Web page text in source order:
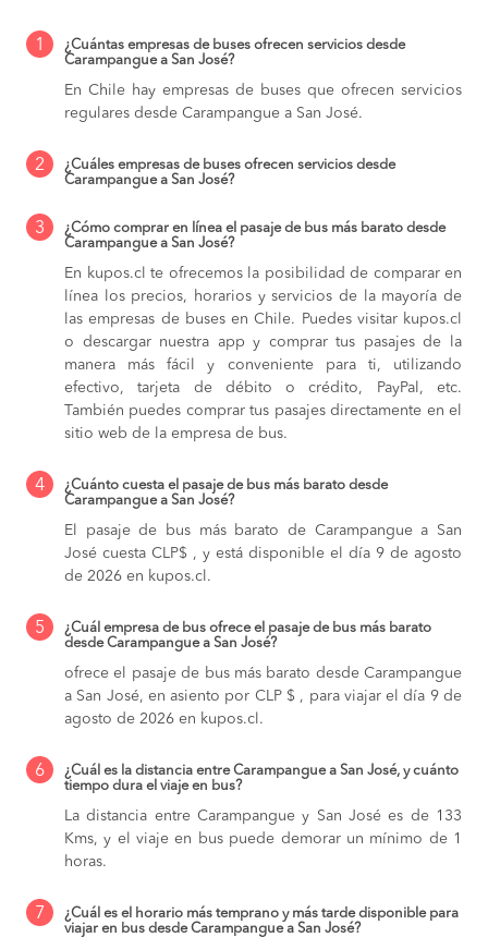
1
¿Cuántas empresas de buses ofrecen servicios desde
Carampangue a San José?
En Chile hay empresas de buses que ofrecen servicios
regulares desde Carampangue a San José.
2
¿Cuáles empresas de buses ofrecen servicios desde
Carampangue a San José?
3
¿Cómo comprar en línea el pasaje de bus más barato desde
Carampangue a San José?
En kupos.cl te ofrecemos la posibilidad de comparar en
línea los precios, horarios y servicios de la mayoría de
las empresas de buses en Chile. Puedes visitar kupos.cl
o descargar nuestra app y comprar tus pasajes de la
manera más fácil y conveniente para ti, utilizando
efectivo, tarjeta de débito o crédito, PayPal, etc.
También puedes comprar tus pasajes directamente en el
sitio web de la empresa de bus.
4
¿Cuánto cuesta el pasaje de bus más barato desde
Carampangue a San José?
El pasaje de bus más barato de Carampangue a San
José cuesta CLP$ , y está disponible el día 9 de agosto
de 2026 en kupos.cl.
5
¿Cuál empresa de bus ofrece el pasaje de bus más barato
desde Carampangue a San José?
ofrece el pasaje de bus más barato desde Carampangue
a San José, en asiento por CLP $ , para viajar el día 9 de
agosto de 2026 en kupos.cl.
6
¿Cuál es la distancia entre Carampangue a San José, y cuánto
tiempo dura el viaje en bus?
La distancia entre Carampangue y San José es de 133
Kms, y el viaje en bus puede demorar un mínimo de 1
horas.
7
¿Cuál es el horario más temprano y más tarde disponible para
viajar en bus desde Carampangue a San José?